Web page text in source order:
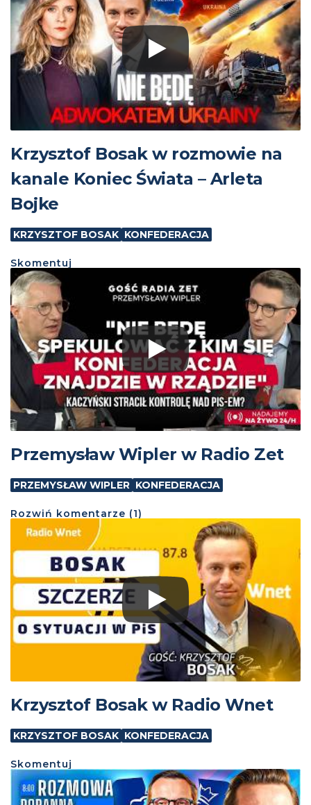
Krzysztof Bosak w rozmowie na
kanale Koniec Świata – Arleta
Bojke
KRZYSZTOF BOSAK KONFEDERACJA
Skomentuj
Przemysław Wipler w Radio Zet
PRZEMYSŁAW WIPLER KONFEDERACJA
Rozwiń komentarze (1)
Krzysztof Bosak w Radio Wnet
KRZYSZTOF BOSAK KONFEDERACJA
Skomentuj